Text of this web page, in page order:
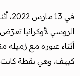
في
الروسي لأوكرانيا
أثناء عبوره مع
كييف، وهي نقطة كانت